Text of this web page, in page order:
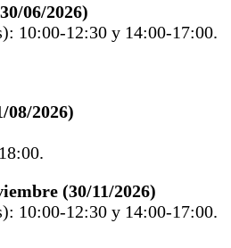
06/2026)
10:00-12:30 y 14:00-17:00.
08/2026)
(30/11/2026)
10:00-12:30 y 14:00-17:00.